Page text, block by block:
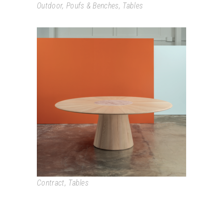
Outdoor, Poufs & Benches, Tables
REVERSE
Contract, Tables